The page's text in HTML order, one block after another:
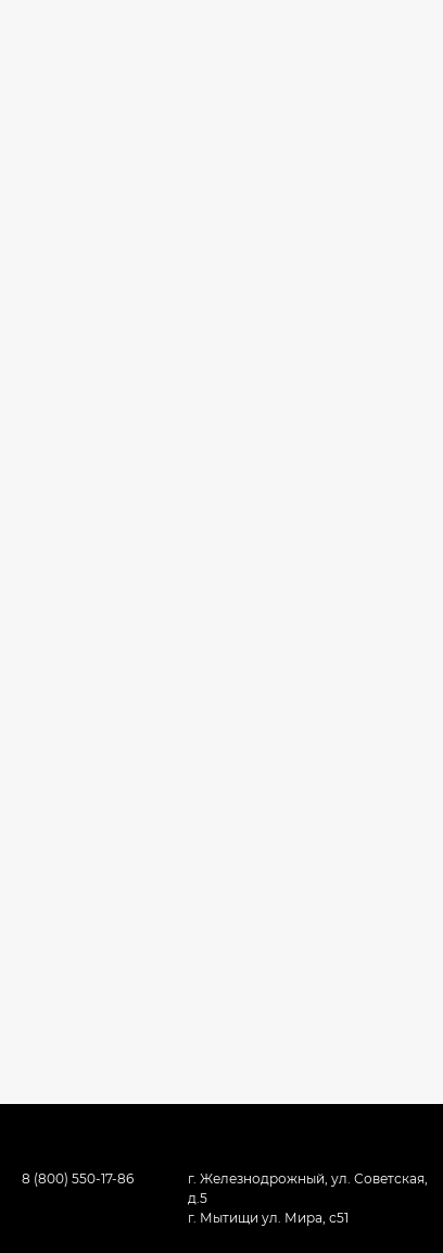
8 (800) 550-17-86
г. Железнодрожный, ул. Советская,
д.5
г. Мытищи ул. Мира, с51